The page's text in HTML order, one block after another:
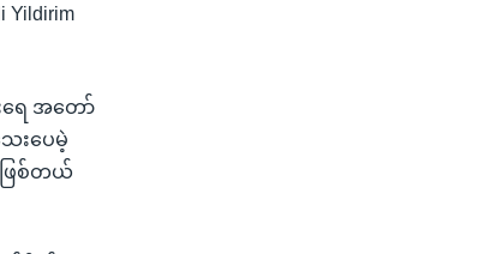
ရေ အတော်
းပေမဲ့
ဖြစ်တယ်